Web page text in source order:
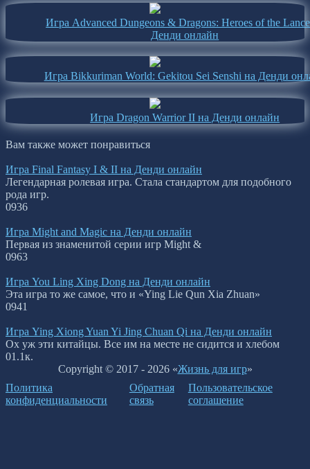
Игра Advanced Dungeons & Dragons: Heroes of the
Денди онлайн
Игра Bikkuriman World: Gekitou Sei Senshi на Денди
Игра Dragon Warrior II на Денди онлайн
Вам также может понравиться
Игра Final Fantasy I & II на Денди онлайн
Легендарная ролевая игра. Стала стандартом для подобного
рода игр.
0936
Игра Might and Magic на Денди онлайн
Первая из знаменитой серии игр Might &
0963
Игра You Ling Xing Dong на Денди онлайн
Эта игра то же самое, что и «Ying Lie Qun Xia Zhuan»
0941
Игра Ying Xiong Yuan Yi Jing Chuan Qi на Денди онлайн
Ох уж эти китайцы. Все им на месте не сидится и хлебом
01.1к.
Copyright © 2017 - 2026 «Жизнь для игр»
Политика
конфиденциальности
Обратная
связь
Пользовательское
соглашение